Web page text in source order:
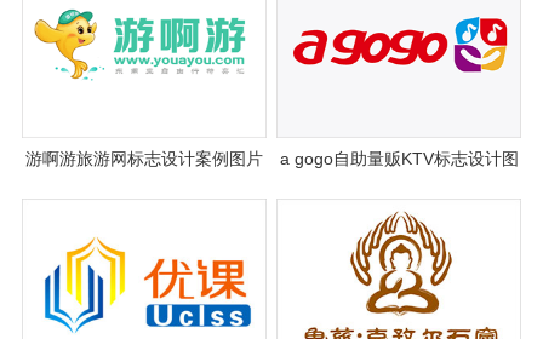
游啊游旅游网标志设计案例图片
a gogo自助量贩KTV标志设计图